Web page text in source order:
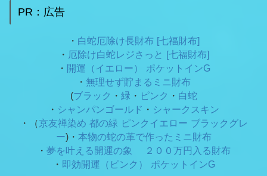
PR：広告
・ 白蛇厄除け長財布 [七福財布]
・ 厄除け白蛇レジさっと [七福財布]
・ 開運（イエロー） ポケットインG
・ 無理せず貯まるミニ財布
(ブラック ・ 緑 ・ ピンク ・ 白蛇
・ シャンパンゴールド ・ シャークスキン
・（京友禅染め 都の緑 ピンクイエロー ブラックグレ
ー)・ 本物の蛇の革で作ったミニ財布
・ 夢を叶える開運の象 ２００万円入る財布
・ 即効開運（ピンク） ポケットインG